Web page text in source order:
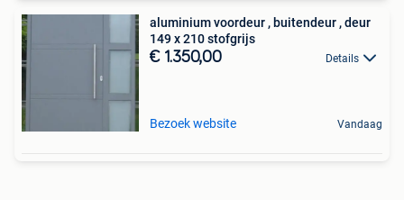
aluminium voordeur , buitendeur , deur
149 x 210 stofgrijs
€ 1.350,00 Details
Bezoek website Vandaag